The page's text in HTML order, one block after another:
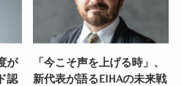
が
認
「今こそ声を上げる時」、
新代表が語るEIHAの未来戦